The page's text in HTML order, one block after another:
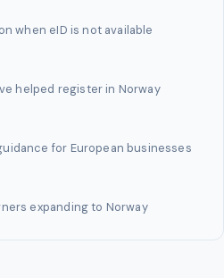
when eID is not available
helped register in Norway
for European businesses
expanding to Norway